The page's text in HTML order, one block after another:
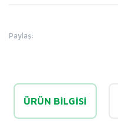
Paylaş:
ÜRÜN BILGISI